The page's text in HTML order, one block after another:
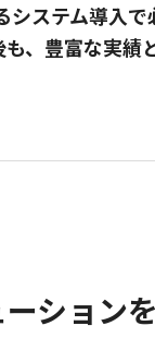
ステム導入
、豊富な実
ション